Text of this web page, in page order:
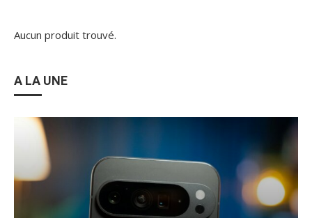
Aucun produit trouvé.
A LA UNE